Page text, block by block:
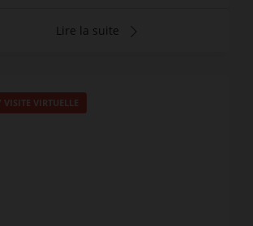
Lire la suite
VISITE VIRTUELLE